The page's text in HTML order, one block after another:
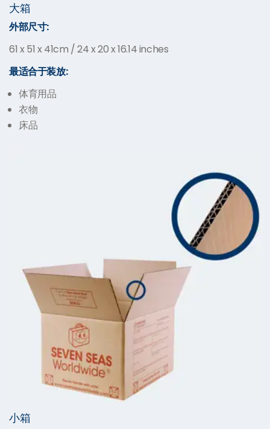
大箱
外部尺寸:
61 x 51 x 41cm / 24 x 20 x 16.14 inches
最适合于装放:
体育用品
衣物
床品
小箱